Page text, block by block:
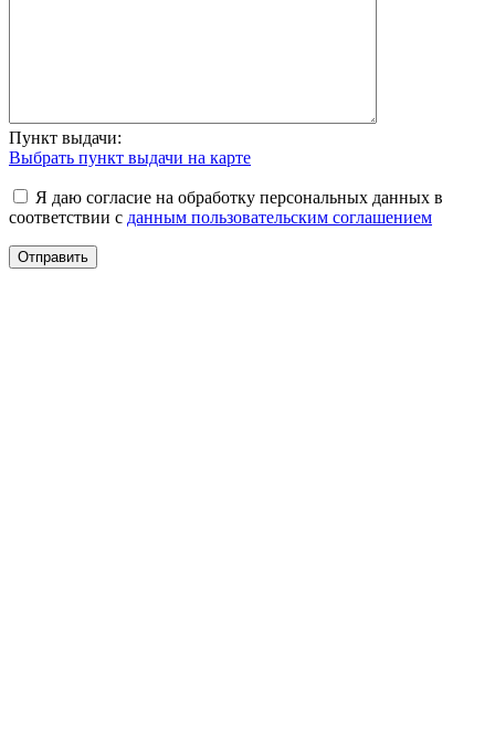
Пункт выдачи:
Выбрать пункт выдачи на карте
Я даю согласие на обработку персональных данных в
соответствии с данным пользовательским соглашением
Отправить